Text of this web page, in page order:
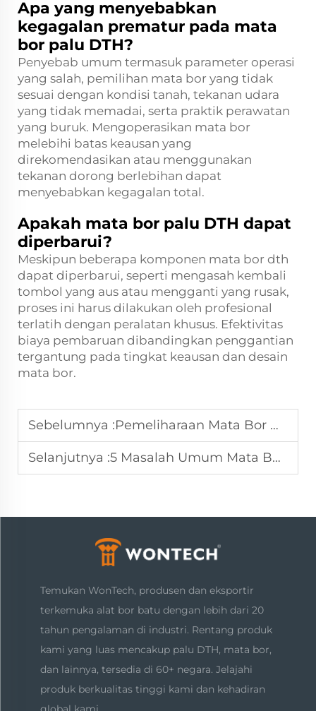
Apa yang menyebabkan
kegagalan prematur pada mata
bor palu DTH?
Penyebab umum termasuk parameter operasi
yang salah, pemilihan mata bor yang tidak
sesuai dengan kondisi tanah, tekanan udara
yang tidak memadai, serta praktik perawatan
yang buruk. Mengoperasikan mata bor
melebihi batas keausan yang
direkomendasikan atau menggunakan
tekanan dorong berlebihan dapat
menyebabkan kegagalan total.
Apakah mata bor palu DTH dapat
diperbarui?
Meskipun beberapa komponen mata bor dth
dapat diperbarui, seperti mengasah kembali
tombol yang aus atau mengganti yang rusak,
proses ini harus dilakukan oleh profesional
terlatih dengan peralatan khusus. Efektivitas
biaya pembaruan dibandingkan penggantian
tergantung pada tingkat keausan dan desain
mata bor.
Sebelumnya :Pemeliharaan Mata Bor DTH: Tips Ahli & Praktik Terbaik
Selanjutnya :5 Masalah Umum Mata Bor DTH dan Solusinya
Temukan WonTech, produsen dan eksportir
terkemuka alat bor batu dengan lebih dari 20
tahun pengalaman di industri. Rentang produk
kami yang luas mencakup palu DTH, mata bor,
dan lainnya, tersedia di 60+ negara. Jelajahi
produk berkualitas tinggi kami dan kehadiran